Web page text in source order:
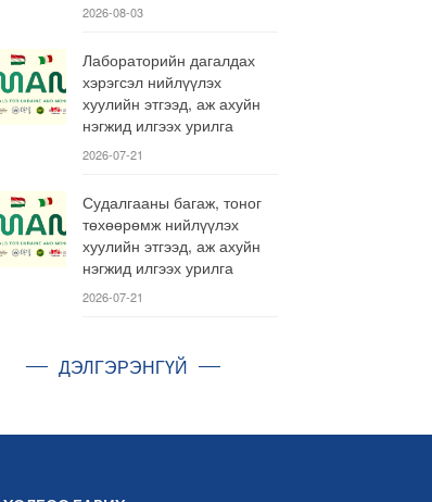
2026-08-03
Лабораторийн дагалдах
хэрэгсэл нийлүүлэх
хуулийн этгээд, аж ахуйн
нэгжид илгээх урилга
2026-07-21
Судалгааны багаж, тоног
төхөөрөмж нийлүүлэх
хуулийн этгээд, аж ахуйн
нэгжид илгээх урилга
2026-07-21
ДЭЛГЭРЭНГҮЙ